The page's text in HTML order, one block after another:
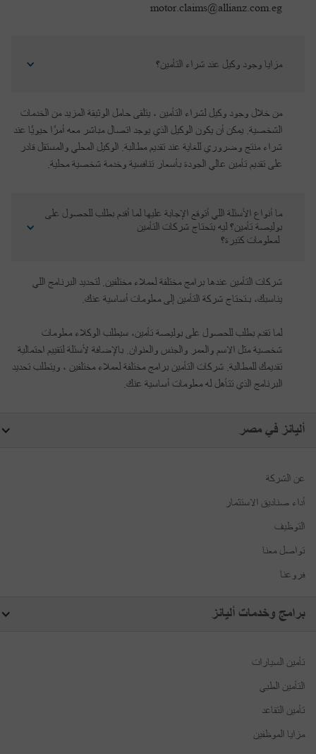
motor.claims@allianz.com.eg
مزايا وجود وكيل عند شراء التأمين؟
من خلال وجود وكيل لشراء التأمين ، يتلقى حامل الوثيقة المزيد من الخدمات
الشخصية. يمكن أن يكون الوكيل الذي يوجد اتصال مباشر معه أمرًا حيويًا عند
شراء منتج وضروري للغاية عند تقديم مطالبة. الوكيل المحلي والمستقل قادر
على تقديم تأمين عالي الجودة بأسعار تنافسية وخدمة شخصية محلية.
بوليصة تأمين؟ ليه بتحتاج شركات التأمين
شركات التأمين عندها برامج مختلفة لعملاء مختلفين. لتحديد البرنامج اللي
يناسبك، بـتحتاج شركة التأمين إلى معلومات أساسية عنك.
لما تقدم بطلب للحصول على بوليصة تأمين، سيطلب الوكلاء معلومات
شخصية مثل الاسم والعمر والجنس والعنوان. بالإضافة لأسئلة لتقييم احتمالية
تقديمك للمطالبة. شركات التأمين برامج مختلفة لعملاء مختلفين ، ويتطلب تحديد
البرنامج الذي تتأهل له معلومات أساسية عنك.
أليانز في مصر
عن الشركة
أداء صناديق الاستثمار
التوظيف
تواصل معنا
فروعنا
برامج وخدمات أليانز
تأمين السيارات
التأمين الطبي
تأمين التقاعد
مزايا الموظفين